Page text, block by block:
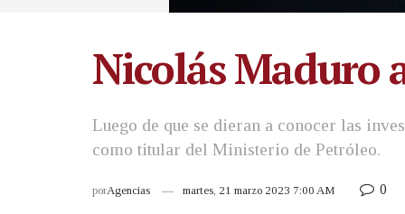
Nicolás Maduro
Luego de que se dieran a conocer las
como titular del Ministerio de Petróleo.
porAgencias martes, 21 marzo 2023 7:00 AM 0